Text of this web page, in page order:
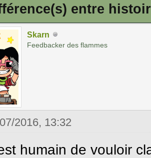
entre
Skarn
Feedbacker des flammes
2016, 13:32
humain de vouloir